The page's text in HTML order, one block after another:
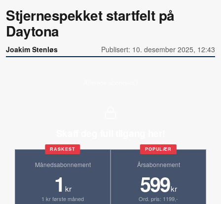
Stjernespekket startfelt på
Daytona
Joakim Stenløs Publisert: 10. desember 2025, 12:43
RASKEST
Månedsabonnement
1 kr
1 kr første måned
POPULÆR
Årsabonnement
599kr
Ord. pris: 1199,-